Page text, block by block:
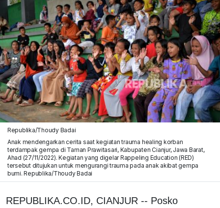
Republika/Thoudy Badai
Anak mendengarkan cerita saat kegiatan trauma healing korban
terdampak gempa di Taman Prawitasari, Kabupaten Cianjur, Jawa Barat,
Ahad (27/11/2022). Kegiatan yang digelar Rappeling Education (RED)
tersebut ditujukan untuk mengurangi trauma pada anak akibat gempa
bumi. Republika/Thoudy Badai
REPUBLIKA.CO.ID, CIANJUR -- Posko